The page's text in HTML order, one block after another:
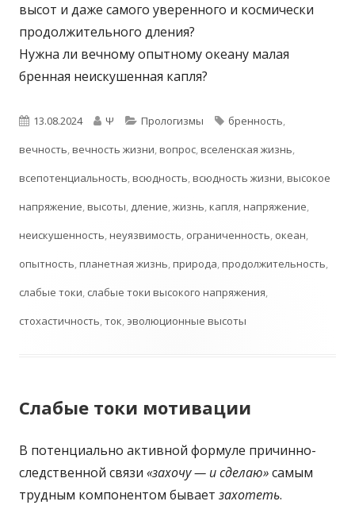
высот и даже самого уверенного и космически
продолжительного дления?
Нужна ли вечному опытному океану малая
бренная неискушенная капля?
Опубликовано
13.08.2024 Автор
Ψ Рубрики
Прологизмы Метки
бренность,
вечность,вечность жизни,вопрос,вселенская жизнь,
всепотенциальность,всюдность,всюдность жизни,высокое
напряжение,высоты, дление,жизнь,капля,напряжение,
неискушенность,неуязвимость, ограниченность, океан,
опытность,планетная жизнь,природа,продолжительность,
слабые токи, слабые токи высокого напряжения,
стохастичность,ток, эволюционные высоты
Слабые токи мотивации
В потенциально активной формуле причинно-
следственной связи «захочу — и сделаю»самым
трудным компонентом бывает захотеть.